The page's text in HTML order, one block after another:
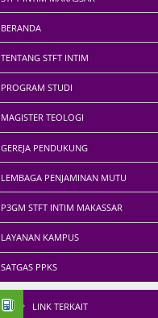
BERANDA
TENTANG STFT INTIM
PROGRAM STUDI
MAGISTER TEOLOGI
GEREJA PENDUKUNG
LEMBAGA PENJAMINAN MUTU
P3GM STFT INTIM MAKASSAR
LAYANAN KAMPUS
SATGAS PPKS
LINK TERKAIT